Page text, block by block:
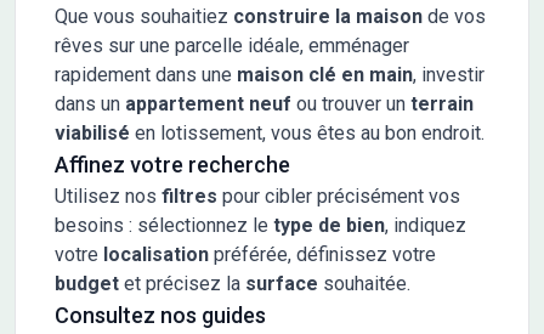
Que vous souhaitiez construire la maison de vos
rêves sur une parcelle idéale, emménager
rapidement dans une maison clé en main, investir
dans un appartement neuf ou trouver un terrain
viabilisé en lotissement, vous êtes au bon endroit.
Affinez votre recherche
Utilisez nos filtres pour cibler précisément vos
besoins : sélectionnez le type de bien, indiquez
votre localisation préférée, définissez votre
budget et précisez la surface souhaitée.
Consultez nos guides